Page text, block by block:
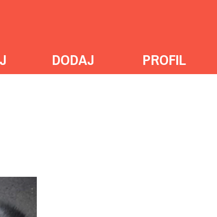
DODAJ PROFIL